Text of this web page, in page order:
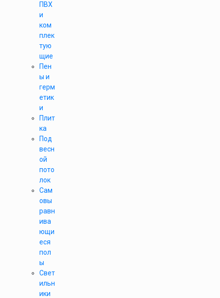
ПВХ
и
ком
плек
тую
щие
Пен
ы и
герм
етик
и
Плит
ка
Под
весн
ой
пото
лок
Сам
овы
равн
ива
ющи
еся
пол
ы
Свет
ильн
ики